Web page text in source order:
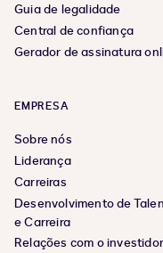
Guia de legalidade
Central de confiança
Gerador de assinatura
EMPRESA
Sobre nós
Liderança
Carreiras
Desenvolvimento de
e Carreira
Relações com o investidor